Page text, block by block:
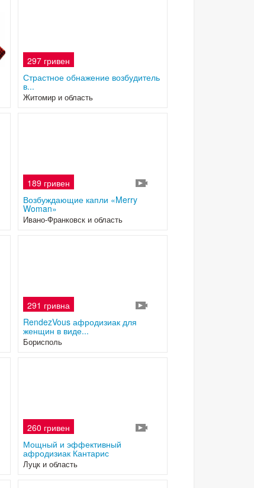
297 гривен
Страстное обнажение возбудитель
в...
Житомир и область
189 гривен
Возбуждающие капли «Merry
Woman»
Ивано-Франковск и область
291 гривна
RendezVous афродизиак для
женщин в виде...
Борисполь
260 гривен
Мощный и эффективный
афродизиак Кантарис
Луцк и область